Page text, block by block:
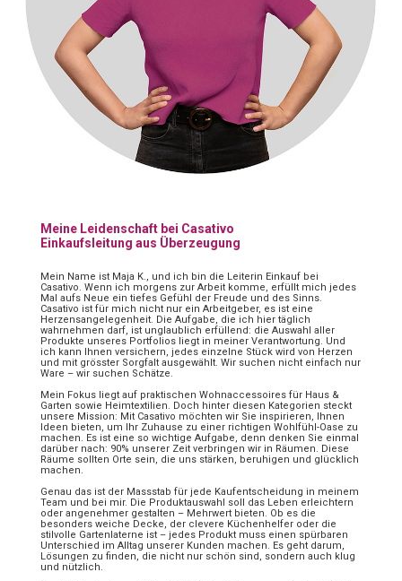
Meine Leidenschaft bei Casativo
Einkaufsleitung aus Überzeugung
Mein Name ist Maja K., und ich bin die Leiterin Einkauf bei
Casativo. Wenn ich morgens zur Arbeit komme, erfüllt mich jedes
Mal aufs Neue ein tiefes Gefühl der Freude und des Sinns.
Casativo ist für mich nicht nur ein Arbeitgeber, es ist eine
Herzensangelegenheit. Die Aufgabe, die ich hier täglich
wahrnehmen darf, ist unglaublich erfüllend: die Auswahl aller
Produkte unseres Portfolios liegt in meiner Verantwortung. Und
ich kann Ihnen versichern, jedes einzelne Stück wird von Herzen
und mit grösster Sorgfalt ausgewählt. Wir suchen nicht einfach nur
Ware – wir suchen Schätze.
Mein Fokus liegt auf praktischen Wohnaccessoires für Haus &
Garten sowie Heimtextilien. Doch hinter diesen Kategorien steckt
unsere Mission: Mit Casativo möchten wir Sie inspirieren, Ihnen
Ideen bieten, um Ihr Zuhause zu einer richtigen Wohlfühl-Oase zu
machen. Es ist eine so wichtige Aufgabe, denn denken Sie einmal
darüber nach: 90% unserer Zeit verbringen wir in Räumen. Diese
Räume sollten Orte sein, die uns stärken, beruhigen und glücklich
machen.
Genau das ist der Massstab für jede Kaufentscheidung in meinem
Team und bei mir. Die Produktauswahl soll das Leben erleichtern
oder angenehmer gestalten – Mehrwert bieten. Ob es die
besonders weiche Decke, der clevere Küchenhelfer oder die
stilvolle Gartenlaterne ist – jedes Produkt muss einen spürbaren
Unterschied im Alltag unserer Kunden machen. Es geht darum,
Lösungen zu finden, die nicht nur schön sind, sondern auch klug
und nützlich.